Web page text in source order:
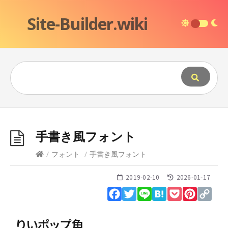
Site-Builder.wiki
手書き風フォント
/ フォント / 手書き風フォント
2019-02-10 2026-01-17
Facebook
Twitter
Line HatenaPocket
りいポップ角